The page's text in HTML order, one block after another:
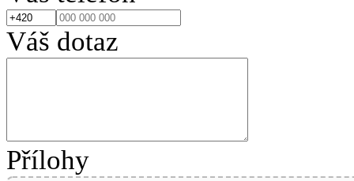
Váš dotaz
Přílohy